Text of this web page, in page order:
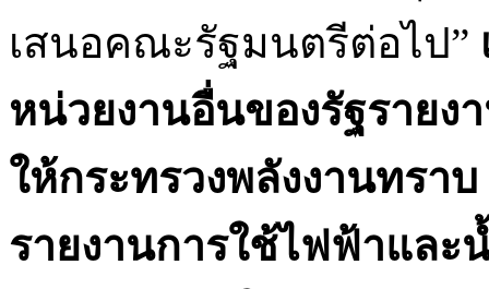
เสนอคณะรัฐมนตรีต่อไป”
หน่วยงานอื่นของรัฐราย
ให้กระทรวงพลังงานทรา
รายงานการใช้ไฟฟ้าและ